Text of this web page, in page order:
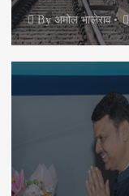
Byअमोल भालेराव